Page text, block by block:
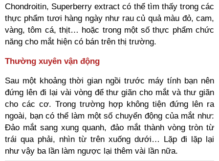
Chondroitin, Superberry extract có thể tìm thấy trong các
thực phẩm tươi hàng ngày như rau củ quả màu đỏ, cam,
vàng, tôm cá, thịt… hoặc trong một số thực phẩm chức
năng cho mắt hiện có bán trên thị trường.
Thường xuyên vận động
Sau một khoảng thời gian ngồi trước máy tính bạn nên
đứng lên đi lại vài vòng để thư giãn cho mắt và thư giãn
cho các cơ. Trong trường hợp không tiện đứng lên ra
ngoài, bạn có thể làm một số chuyển động của mắt như:
Đảo mắt sang xung quanh, đảo mắt thành vòng tròn từ
trái qua phải, nhìn từ trên xuống dưới… Lặp đi lặp lại
như vậy ba lần làm ngược lại thêm vài lần nữa.